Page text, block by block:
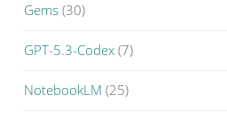
Gems (30)
GPT-5.3-Codex (7)
NotebookLM (25)